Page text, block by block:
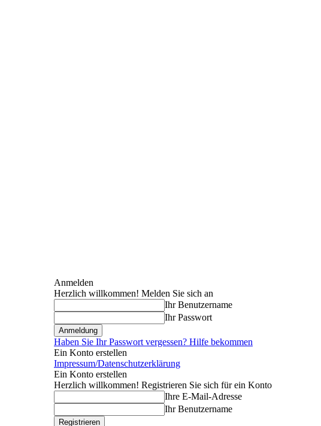
Anmelden
Herzlich willkommen! Melden Sie sich an
Ihr Benutzername
Ihr Passwort
Haben Sie Ihr Passwort vergessen? Hilfe bekommen
Ein Konto erstellen
Impressum/Datenschutzerklärung
Ein Konto erstellen
Herzlich willkommen! Registrieren Sie sich für ein Konto
Ihre E-Mail-Adresse
Ihr Benutzername